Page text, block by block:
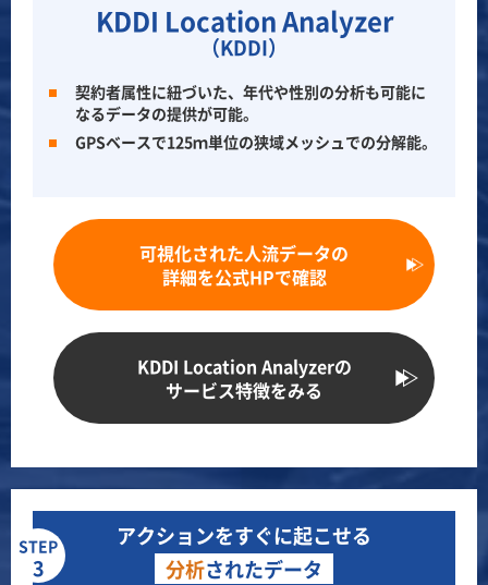
KDDI Location Analyzer
（KDDI）
契約者属性に紐づいた、年代や性別の分析も可能に
なるデータの提供が可能。
GPSベースで125ｍ単位の狭域メッシュでの分解能。
可視化された人流データの
詳細を公式HPで確認
KDDI Location Analyzerの
サービス特徴をみる
STEP
3
アクションをすぐに起こせる
分析されたデータ